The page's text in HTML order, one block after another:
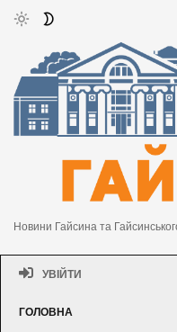
Новини Гайсина та
УВІЙТИ
ГОЛОВНА